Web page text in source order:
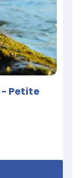
Petite